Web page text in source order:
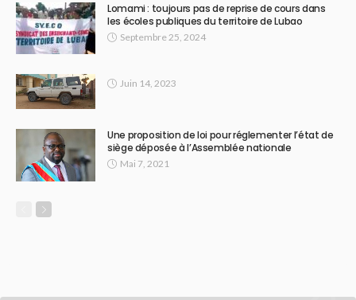
Lomami : toujours pas de reprise de cours dans
les écoles publiques du territoire de Lubao
Septembre 25, 2024
Juin 14, 2023
Une proposition de loi pour réglementer l’état de
siège déposée à l’Assemblée nationale
Mai 7, 2021